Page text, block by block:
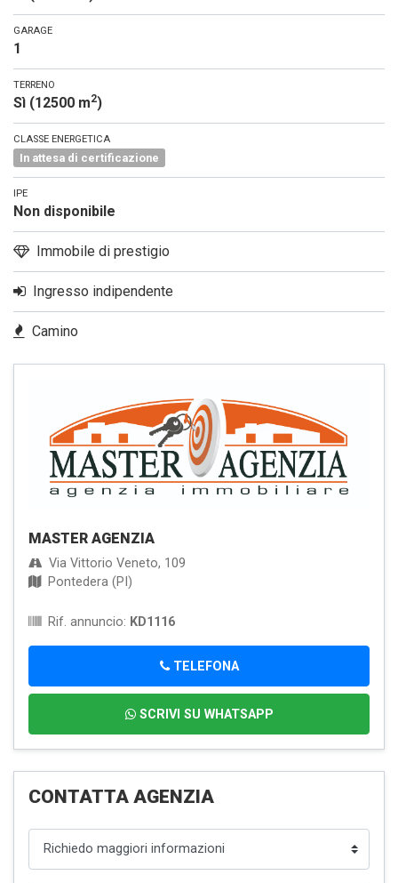
GARAGE
1
TERRENO
Sì (12500 m2)
CLASSE ENERGETICA
In attesa di certificazione
IPE
Non disponibile
Immobile di prestigio
Ingresso indipendente
Camino
MASTER AGENZIA
Via Vittorio Veneto, 109
Pontedera (PI)
Rif. annuncio: KD1116
TELEFONA
SCRIVI SU WHATSAPP
CONTATTA AGENZIA